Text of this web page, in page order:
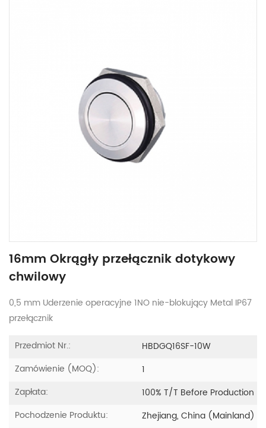
16mm Okrągły przełącznik dotykowy
chwilowy
0,5 mm Uderzenie operacyjne 1NO nie-blokujący Metal IP67
przełącznik
Przedmiot Nr.:
HBDGQ16SF-10W
Zamówienie (MOQ):
1
Zapłata:
100% T/T Before Production
Pochodzenie Produktu:
Zhejiang, China (Mainland)